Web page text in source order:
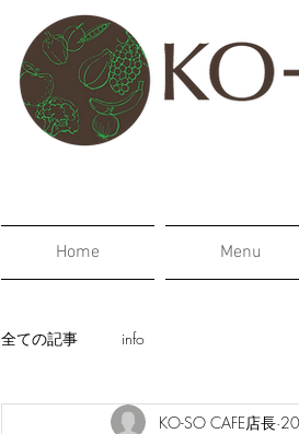
Home Menu
全ての記事 info
KO-SO CAFE店長